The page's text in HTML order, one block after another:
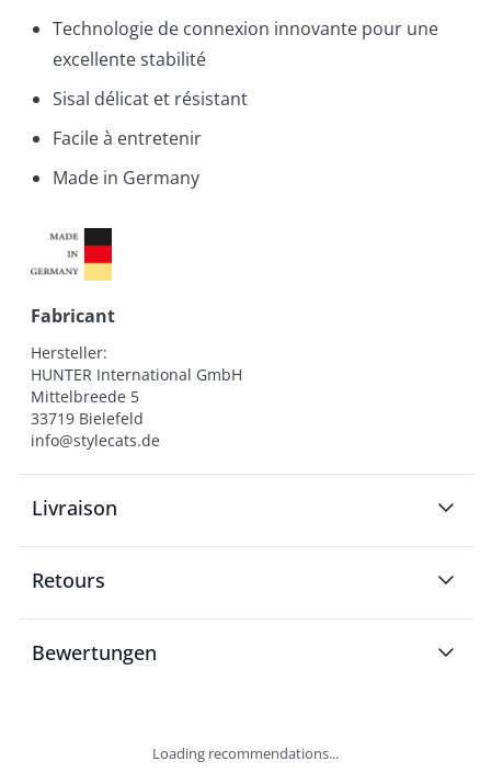
Technologie de connexion innovante pour une
excellente stabilité
Sisal délicat et résistant
Facile à entretenir
Made in Germany
Fabricant
Hersteller:
HUNTER International GmbH
Mittelbreede 5
33719 Bielefeld
info@stylecats.de
Livraison
Retours
Bewertungen
Loading recommendations...